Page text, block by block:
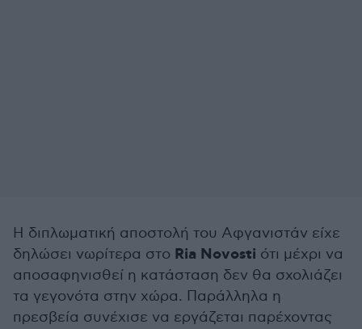
Η διπλωματική αποστολή του Αφγανιστάν είχε
δηλώσει νωρίτερα στο Ria Novosti ότι μέχρι να
αποσαφηνισθεί η κατάσταση δεν θα σχολιάζει
τα γεγονότα στην χώρα. Παράλληλα η
πρεσβεία συνέχισε να εργάζεται παρέχοντας